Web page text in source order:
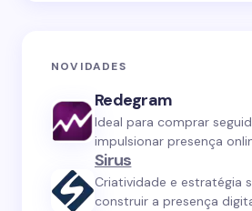
NOVIDADES
Redegram
Ideal para comprar
impulsionar presença
Sirus
Criatividade e estratégia
construir a presença